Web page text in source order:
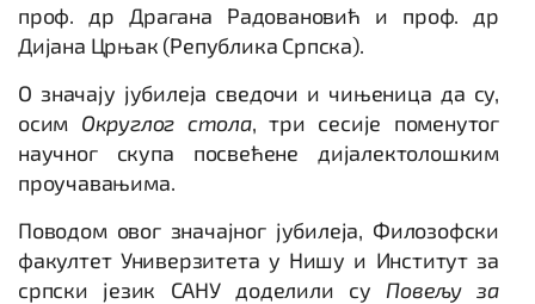
проф. др Драгана Радовановић и проф. др
Дијана Црњак (Република Српска).
О значају јубилеја сведочи и чињеница да су,
осим Округлог стола, три сесије поменутог
научног скупа посвећене дијалектолошким
проучавањима.
Поводом овог значајног јубилеја, Филозофски
факултет Универзитета у Нишу и Институт за
српски језик САНУ доделили су Повељу за